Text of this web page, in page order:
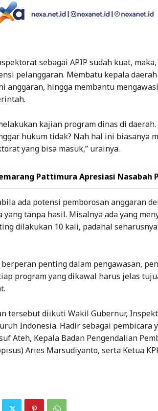
sebagai APIP sudah kuat,
pelanggaran. Membatu kepala
anggaran, hingga membantu
kajian program dinas di daerah.
hukum tidak? Nah hal ini biasanya
yang bisa masuk,” urainya.
Pattimura Apresiasi Nasabah
ada potensi pemborosan anggaran
tanpa hasil. Misalnya ada yang
dilakukan 10 kali, padahal
penting dalam pengawasan,
program yang dikawal harus jelas
tersebut diikuti Wakil Gubernur,
Indonesia. Hadir sebagai pembicara
Ateh, Kepala Badan Pengendalian
Aries Marsudiyanto, serta Ketua